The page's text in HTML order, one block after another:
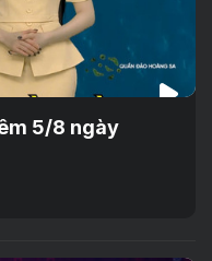
5/8 ngày